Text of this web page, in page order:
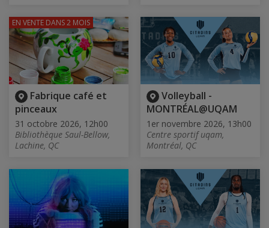
Fabrique café et
pinceaux
31 octobre 2026, 12h00
Bibliothèque Saul-Bellow,
Lachine, QC
EN VENTE DANS 2 MOIS
Volleyball -
MONTRÉAL@UQAM
1er novembre 2026, 13h00
Centre sportif uqam,
Montréal, QC